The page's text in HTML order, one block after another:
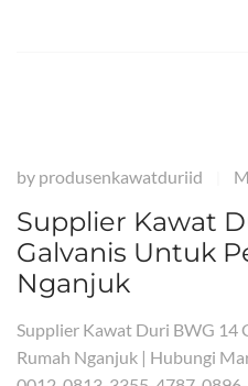
by produsenkawatduriid
Supplier Kawat
Galvanis Untuk
Nganjuk
Supplier Kawat Duri BWG 14
Rumah Nganjuk | Hubungi